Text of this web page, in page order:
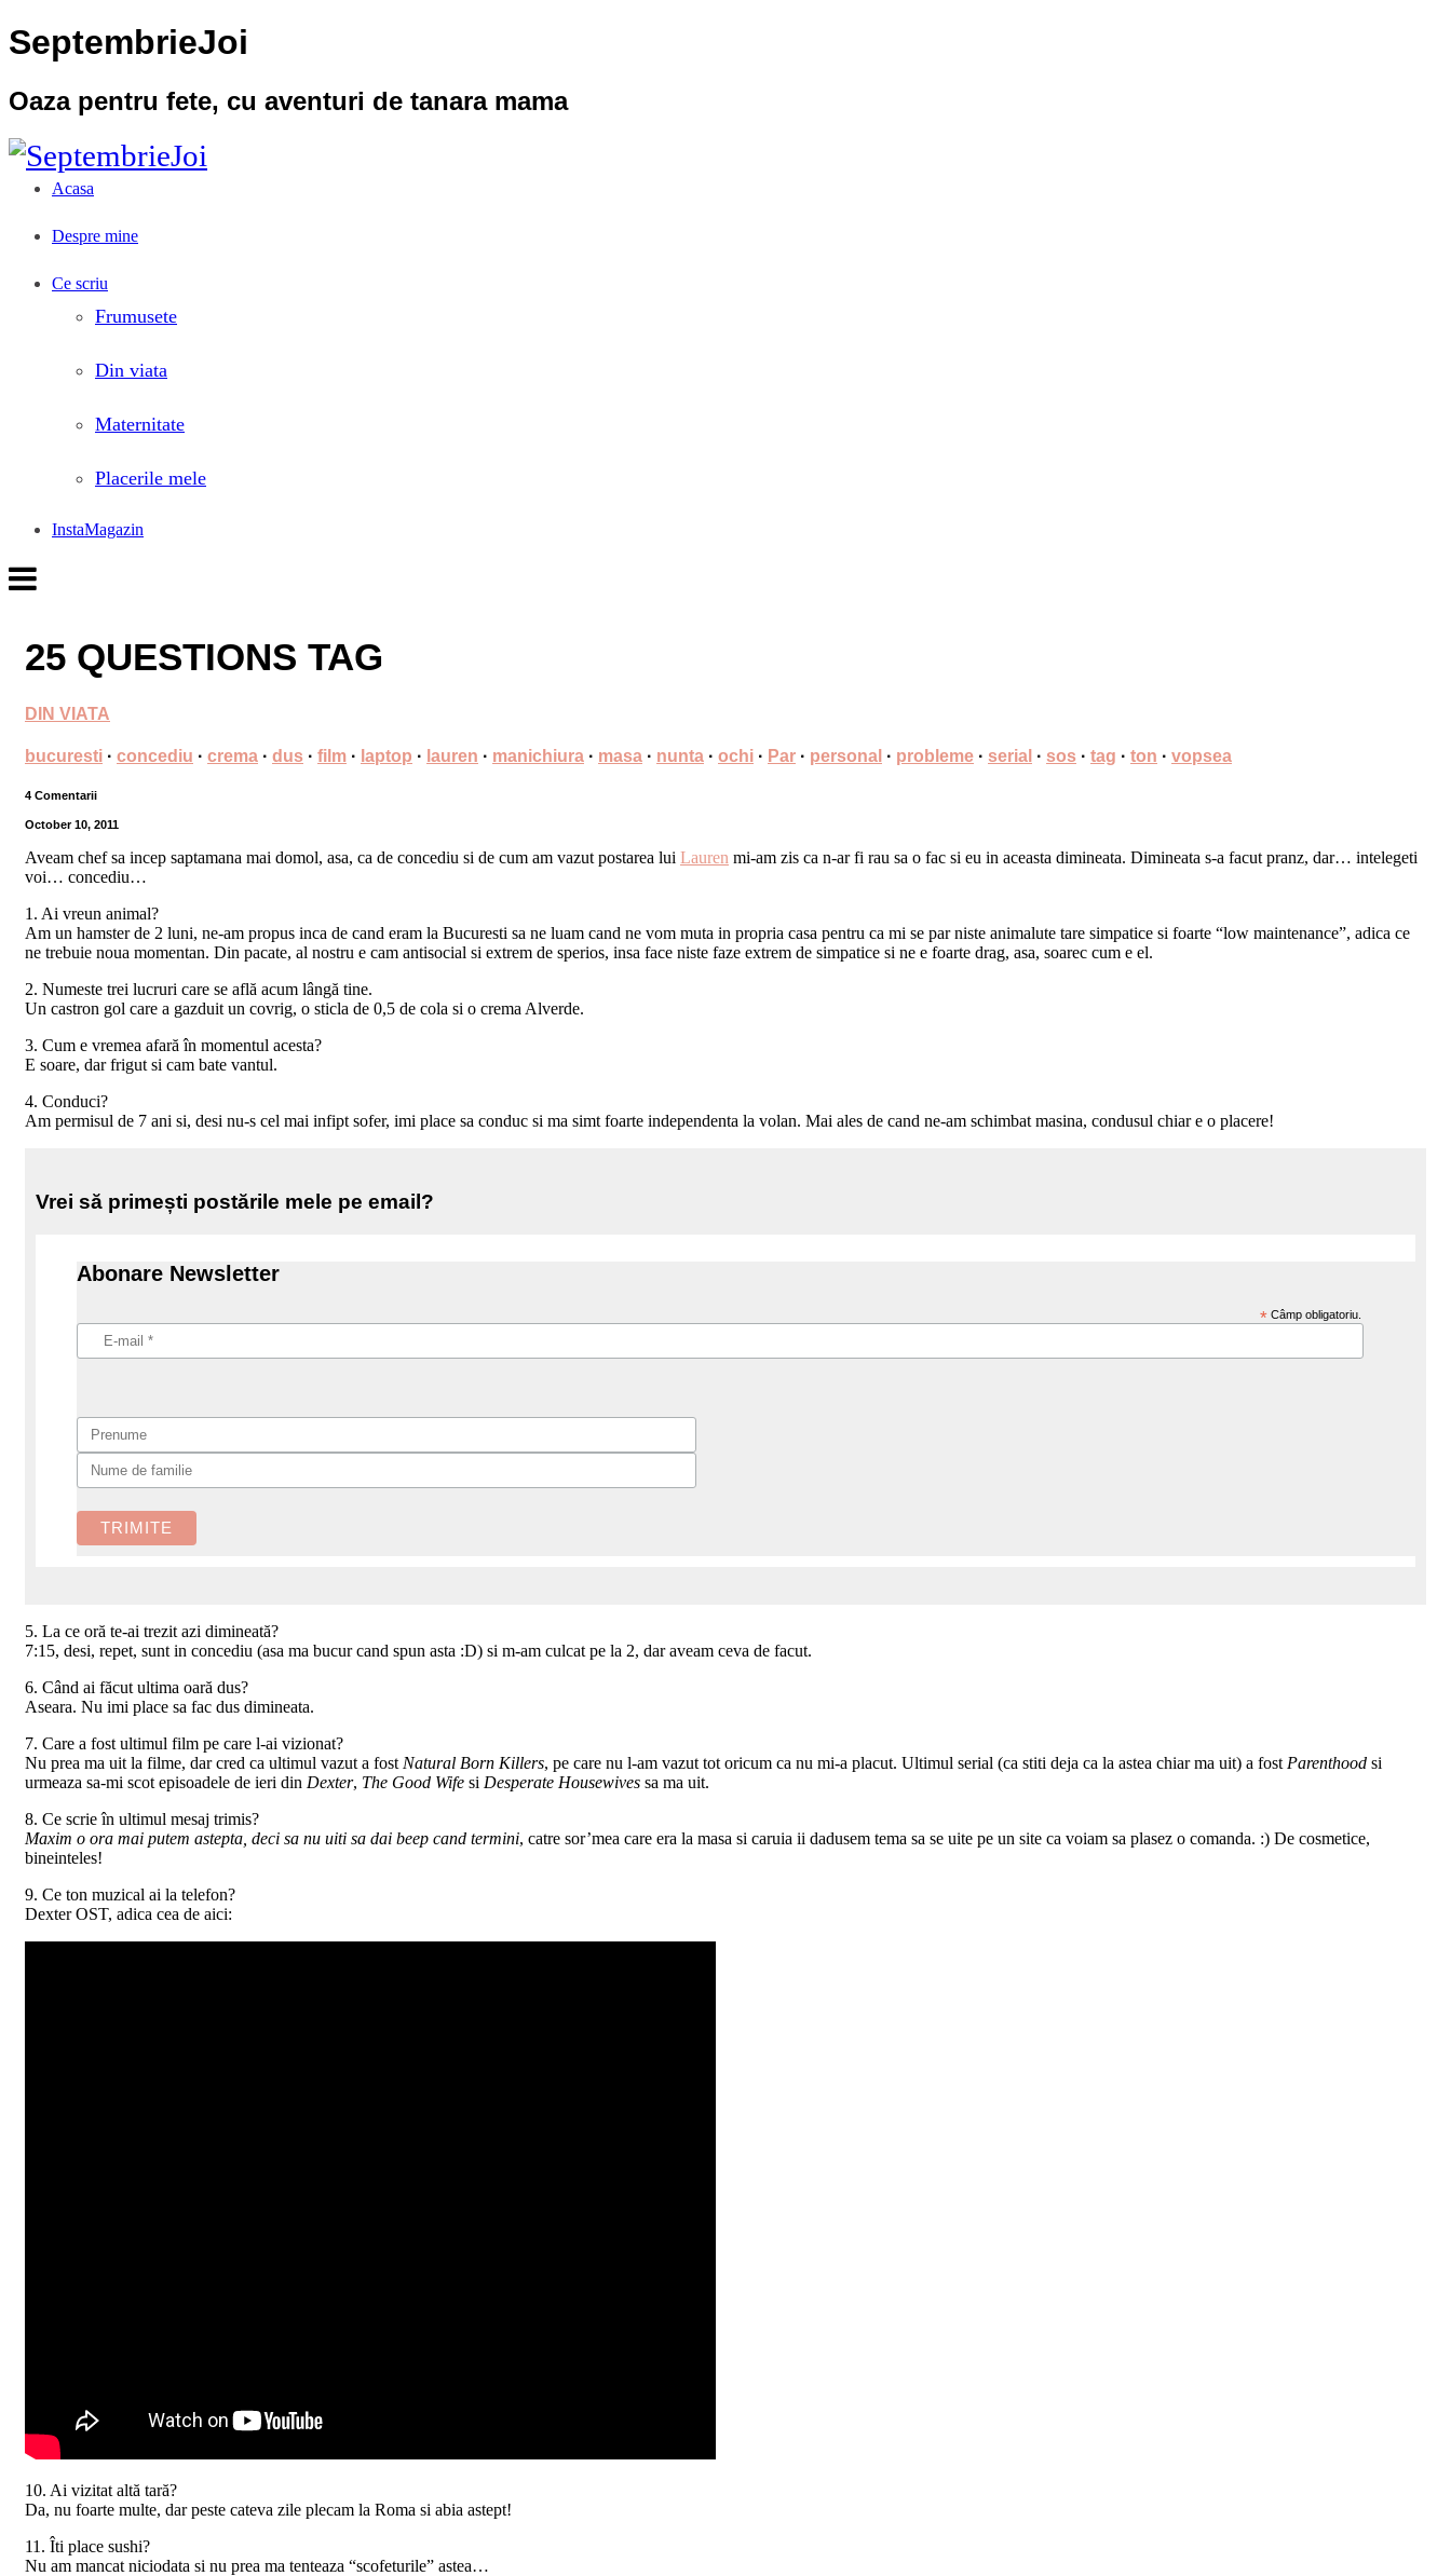
SeptembrieJoi
Oaza pentru fete, cu aventuri de tanara mama
Acasa
Despre mine
Ce scriu
Frumusete
Din viata
Maternitate
Placerile mele
InstaMagazin
25 QUESTIONS TAG
DIN VIATA
bucuresti · concediu · crema · dus · film · laptop · lauren · manichiura · masa · nunta · ochi · Par · personal · probleme · serial · sos · tag · ton · vopsea
4 Comentarii
October 10, 2011
Aveam chef sa incep saptamana mai domol, asa, ca de concediu si de cum am vazut postarea lui Lauren mi-am zis ca n-ar fi rau sa o fac si eu in aceasta dimineata. Dimineata s-a facut pranz, dar… intelegeti
voi… concediu…
1. Ai vreun animal?
Am un hamster de 2 luni, ne-am propus inca de cand eram la Bucuresti sa ne luam cand ne vom muta in propria casa pentru ca mi se par niste animalute tare simpatice si foarte “low maintenance”, adica ce
ne trebuie noua momentan. Din pacate, al nostru e cam antisocial si extrem de sperios, insa face niste faze extrem de simpatice si ne e foarte drag, asa, soarec cum e el.
2. Numeste trei lucruri care se află acum lângă tine.
Un castron gol care a gazduit un covrig, o sticla de 0,5 de cola si o crema Alverde.
3. Cum e vremea afară în momentul acesta?
E soare, dar frigut si cam bate vantul.
4. Conduci?
Am permisul de 7 ani si, desi nu-s cel mai infipt sofer, imi place sa conduc si ma simt foarte independenta la volan. Mai ales de cand ne-am schimbat masina, condusul chiar e o placere!
Vrei să primești postările mele pe email?
Abonare Newsletter
* Câmp obligatoriu.
5. La ce oră te-ai trezit azi dimineată?
7:15, desi, repet, sunt in concediu (asa ma bucur cand spun asta :D) si m-am culcat pe la 2, dar aveam ceva de facut.
6. Când ai făcut ultima oară dus?
Aseara. Nu imi place sa fac dus dimineata.
7. Care a fost ultimul film pe care l-ai vizionat?
Nu prea ma uit la filme, dar cred ca ultimul vazut a fost Natural Born Killers, pe care nu l-am vazut tot oricum ca nu mi-a placut. Ultimul serial (ca stiti deja ca la astea chiar ma uit) a fost Parenthood si
urmeaza sa-mi scot episoadele de ieri din Dexter, The Good Wife si Desperate Housewives sa ma uit.
8. Ce scrie în ultimul mesaj trimis?
Maxim o ora mai putem astepta, deci sa nu uiti sa dai beep cand termini, catre sor’mea care era la masa si caruia ii dadusem tema sa se uite pe un site ca voiam sa plasez o comanda. :) De cosmetice,
bineinteles!
9. Ce ton muzical ai la telefon?
Dexter OST, adica cea de aici:
10. Ai vizitat altă tară?
Da, nu foarte multe, dar peste cateva zile plecam la Roma si abia astept!
11. Îti place sushi?
Nu am mancat niciodata si nu prea ma tenteaza “scofeturile” astea…